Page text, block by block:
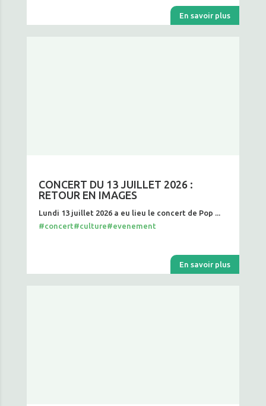
En savoir plus
CONCERT DU 13 JUILLET 2026 :
RETOUR EN IMAGES
Lundi 13 juillet 2026 a eu lieu le concert de Pop ...
#concert#culture#evenement
En savoir plus